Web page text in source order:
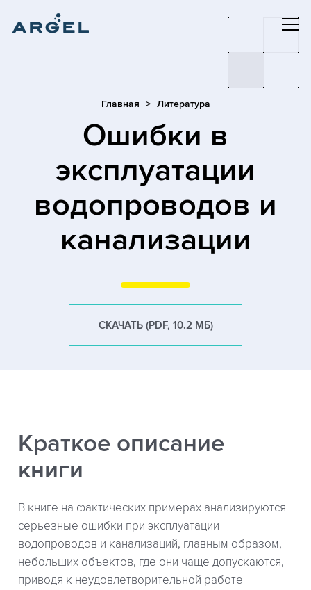
Главная Литература
Ошибки в
эксплуатации
водопроводов и
канализации
СКАЧАТЬ (PDF, 10.2 МБ)
Краткое описание
книги
В книге на фактических примерах анализируются
серьезные ошибки при эксплуатации
водопроводов и канализаций, главным образом,
небольших объектов, где они чаще допускаются,
приводя к неудовлетворительной работе